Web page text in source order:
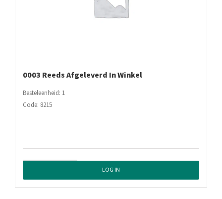
0003 Reeds Afgeleverd In Winkel
Besteleenheid: 1
Code: 8215
LOG IN